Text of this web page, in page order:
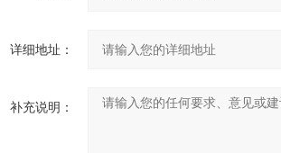
详细地址：
补充说明：